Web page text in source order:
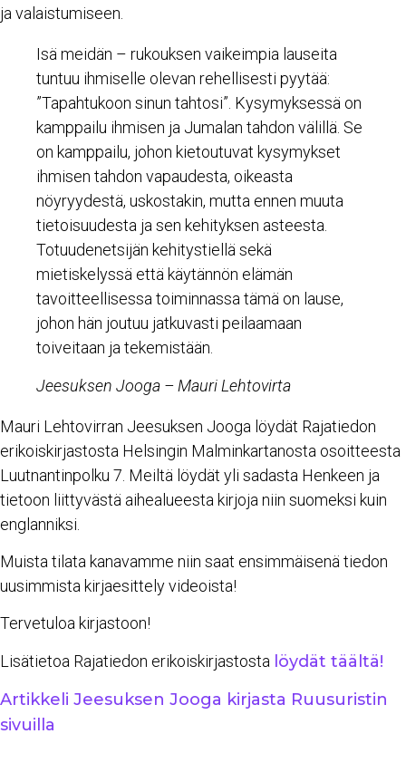
ja valaistumiseen.
Isä meidän – rukouksen vaikeimpia lauseita
tuntuu ihmiselle olevan rehellisesti pyytää:
”Tapahtukoon sinun tahtosi”. Kysymyksessä on
kamppailu ihmisen ja Jumalan tahdon välillä. Se
on kamppailu, johon kietoutuvat kysymykset
ihmisen tahdon vapaudesta, oikeasta
nöyryydestä, uskostakin, mutta ennen muuta
tietoisuudesta ja sen kehityksen asteesta.
Totuudenetsijän kehitystiellä sekä
mietiskelyssä että käytännön elämän
tavoitteellisessa toiminnassa tämä on lause,
johon hän joutuu jatkuvasti peilaamaan
toiveitaan ja tekemistään.
Jeesuksen Jooga – Mauri Lehtovirta
Mauri Lehtovirran Jeesuksen Jooga löydät Rajatiedon
erikoiskirjastosta Helsingin Malminkartanosta osoitteesta
Luutnantinpolku 7. Meiltä löydät yli sadasta Henkeen ja
tietoon liittyvästä aihealueesta kirjoja niin suomeksi kuin
englanniksi.
Muista tilata kanavamme niin saat ensimmäisenä tiedon
uusimmista kirjaesittely videoista!
Tervetuloa kirjastoon!
Lisätietoa Rajatiedon erikoiskirjastosta löydät täältä!
Artikkeli Jeesuksen Jooga kirjasta Ruusuristin
sivuilla